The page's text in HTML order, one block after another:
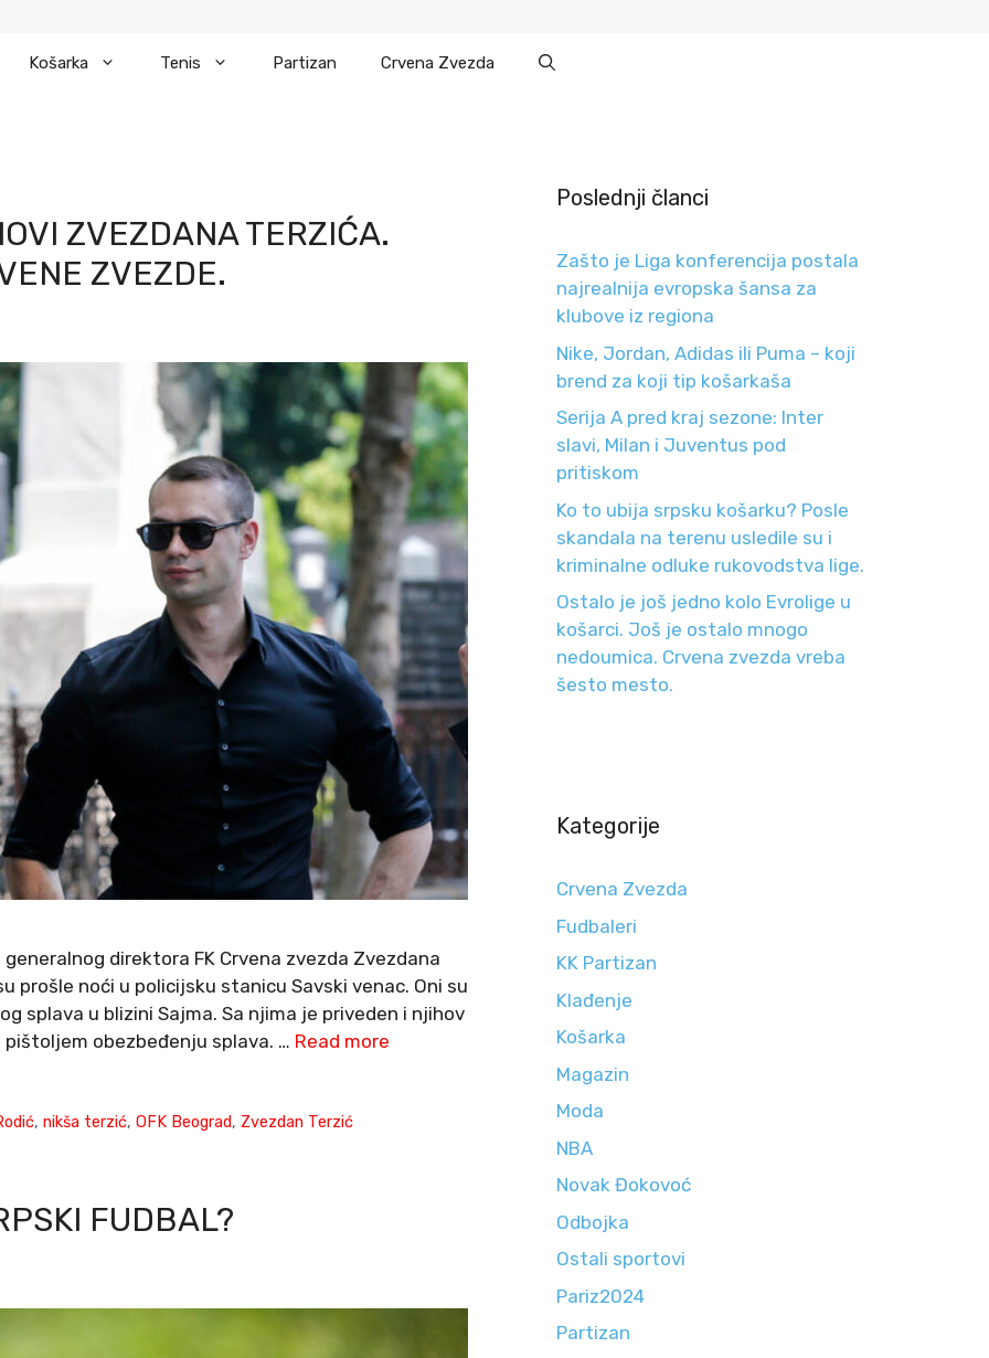
Košarka Tenis Partizan Crvena Zvezda
ZVEZDANA TERZIĆA.
ZVEZDE.
direktora FK Crvena zvezda Zvezdana
prošle noći u policijsku stanicu Savski venac. Oni su
splava u blizini Sajma. Sa njima je priveden i njihov
pištoljem obezbeđenju splava. … Read more
,nikša terzić,OFK Beograd, Zvezdan Terzić
FUDBAL?
Poslednji članci
Zašto je Liga konferencija postala
najrealnija evropska šansa za
klubove iz regiona
Nike, Jordan, Adidas ili Puma – koji
brend za koji tip košarkaša
Serija A pred kraj sezone: Inter
slavi, Milan i Juventus pod
pritiskom
Ko to ubija srpsku košarku? Posle
skandala na terenu usledile su i
kriminalne odluke rukovodstva lige.
Ostalo je još jedno kolo Evrolige u
košarci. Još je ostalo mnogo
nedoumica. Crvena zvezda vreba
šesto mesto.
Kategorije
Crvena Zvezda
Fudbaleri
KK Partizan
Klađenje
Košarka
Magazin
Moda
NBA
Novak Đokovoć
Odbojka
Ostali sportovi
Pariz2024
Partizan